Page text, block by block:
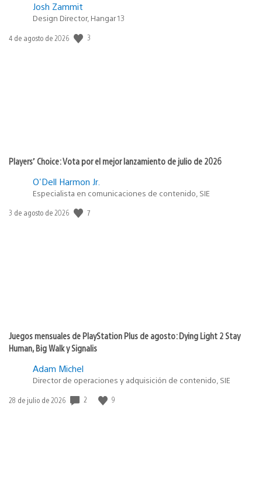
Josh Zammit
Design Director, Hangar 13
Fecha
4 de agosto de 2026 3
Players’ Choice: Vota por el mejor lanzamiento de julio de 2026
O'Dell Harmon Jr.
Especialista en comunicaciones de contenido, SIE
Fecha
3 de agosto de 2026 7
Juegos mensuales de PlayStation Plus de agosto: Dying Light 2 Stay
Human, Big Walk y Signalis
Adam Michel
Director de operaciones y adquisición de contenido, SIE
Fecha
28 de julio de 2026 2 9